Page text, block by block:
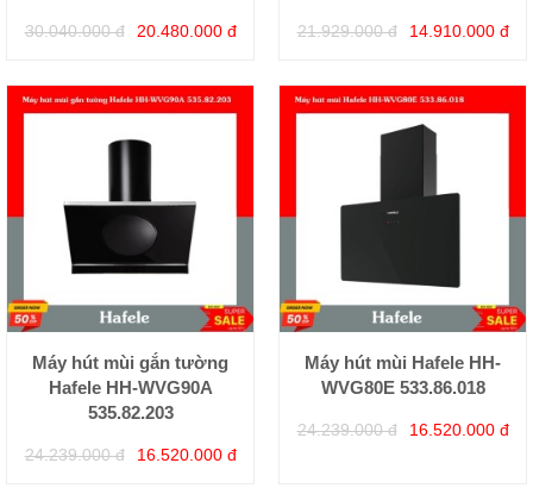
30.040.000 đ 20.480.000 đ 21.929.000 đ 14.910.000 đ
Máy hút mùi gắn tường
Hafele HH-WVG90A
535.82.203
24.239.000 đ 16.520.000 đ
Máy hút mùi Hafele HH-
WVG80E 533.86.018
24.239.000 đ 16.520.000 đ